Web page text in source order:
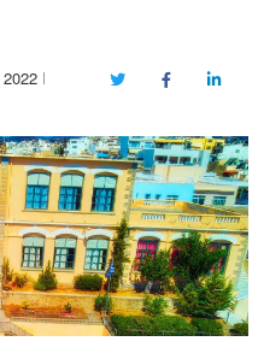
TwitterFacebook